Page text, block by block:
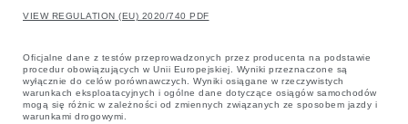
VIEW REGULATION (EU) 2020/740 PDF
Oficjalne dane z testów przeprowadzonych przez producenta na podstawie
procedur obowiązujących w Unii Europejskiej. Wyniki przeznaczone są
wyłącznie do celów porównawczych. Wyniki osiągane w rzeczywistych
warunkach eksploatacyjnych i ogólne dane dotyczące osiągów samochodów
mogą się różnic w zależności od zmiennych związanych ze sposobem jazdy i
warunkami drogowymi.